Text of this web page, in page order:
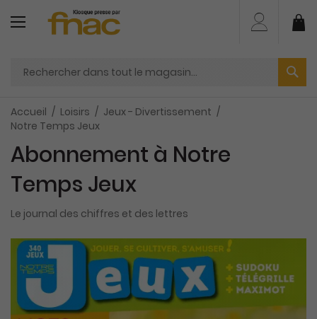
contenu
Accueil Loisirs
Jeux - Divertissement
Notre Temps Jeux
Abonnement à Notre
Temps Jeux
Le journal des chiffres et des lettres